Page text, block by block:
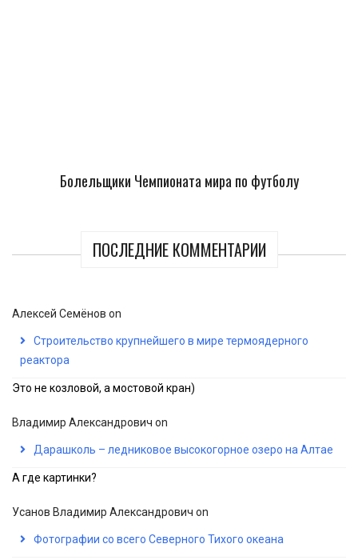
Болельщики Чемпионата мира по футболу
ПОСЛЕДНИЕ КОММЕНТАРИИ
Алексей Семёнов on
Строительство крупнейшего в мире термоядерного
реактора
Это не козловой, а мостовой кран)
Владимир Александрович on
Дарашколь – ледниковое высокогорное озеро на Алтае
А где картинки?
Усанов Владимир Александрович on
Фотографии со всего Северного Тихого океана